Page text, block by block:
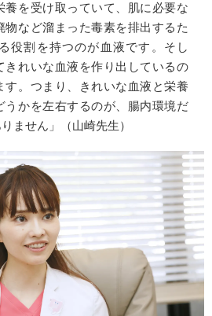
養を受け取っていて、肌に必要な
物など溜まった毒素を排出するた
役割を持つのが血液です。そし
きれいな血液を作り出しているの
す。つまり、きれいな血液と栄養
うかを左右するのが、腸内環境だ
ません」（山崎先生）